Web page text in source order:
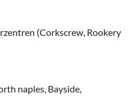
(Corkscrew, Rookery
naples, Bayside,